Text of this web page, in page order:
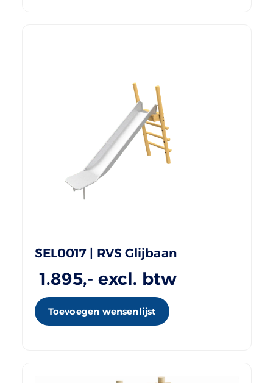
SEL0017 | RVS Glijbaan
1.895,- excl. btw
Toevoegen wensenlijst